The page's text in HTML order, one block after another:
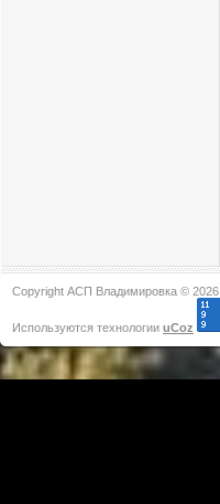
Copyright АСП Владимировка © 2026
Используются технологии uCoz